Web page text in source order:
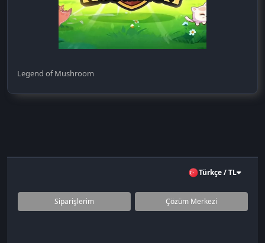
Legend of Mushroom
Türkçe / TL
Siparişlerim Çözüm Merkezi